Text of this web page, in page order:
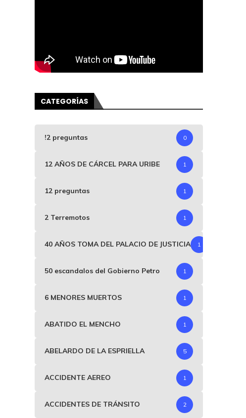
CATEGORÍAS
!2 preguntas 0
12 AÑOS DE CÁRCEL PARA URIBE 1
12 preguntas 1
2 Terremotos 1
40 AÑOS TOMA DEL PALACIO DE JUSTICIA 1
50 escandalos del Gobierno Petro 1
6 MENORES MUERTOS 1
ABATIDO EL MENCHO 1
ABELARDO DE LA ESPRIELLA 5
ACCIDENTE AEREO 1
ACCIDENTES DE TRÁNSITO 2